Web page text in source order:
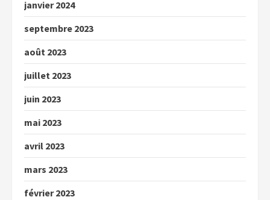
janvier 2024
septembre 2023
août 2023
juillet 2023
juin 2023
mai 2023
avril 2023
mars 2023
février 2023